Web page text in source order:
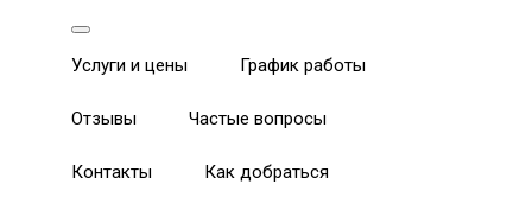
Услуги и цены График работы
Отзывы Частые вопросы
Контакты Как добраться